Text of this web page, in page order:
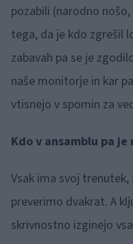
pozabili (narodno
tega, da je kdo zgrešil
zabavah pa se je
naše monitorje in kar
vtisnejo v spomin za
Kdo v ansamblu pa
Vsak ima svoj
preverimo dvakrat. A
skrivnostno izginejo